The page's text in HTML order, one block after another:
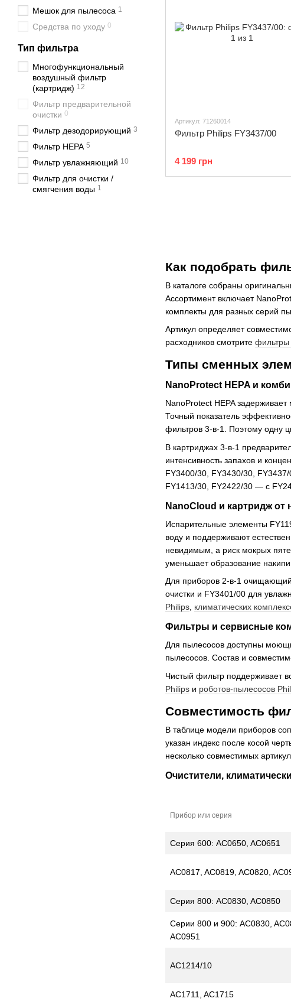
Как подобрать
В каталоге собраны
Ассортимент включает
комплекты для разных серий
Артикул определяет
расходников смотрите фильтры
Типы сменных
NanoProtect HEPA и
NanoProtect HEPA
Точный показатель
фильтров 3-в-1. Поэтому одну
В картриджах 3-в-1
интенсивность запахов и
FY3400/30, FY3430/30,
FY1413/30, FY2422/30 — с
NanoCloud и картридж от
Испарительные элементы
воду и поддерживают
невидимым, а риск мокрых
уменьшает образование
Для приборов 2-в-1
очистки и FY3401/00 для
Philips климатических
Фильтры и сервисные
Для пылесосов доступны
пылесосов. Состав и
Чистый фильтр поддерживает
Philips и роботов-пылесосов
Совместимость
В таблице модели приборов
указан индекс после косой
несколько совместимых
Очистители,
Прибор или серия
Серия 600: AC0650, AC0651
AC0817, AC0819, AC0820,
Серия 800: AC0830, AC0850
Серии 800 и 900: AC0830,
AC0951
AC1214/10
AC1711, AC1715
Артикул: 71260014
Фильтр Philips FY3437/00
4 199 грн
Мешок для пылесоса 1
Средства по уходу 0
Тип фильтра
Многофункциональный
воздушный фильтр
(картридж) 12
Фильтр предварительной
очистки 0
Фильтр дезодорирующий 3
Фильтр НЕРА 5
Фильтр увлажняющий 10
Фильтр для очистки /
смягчения воды 1